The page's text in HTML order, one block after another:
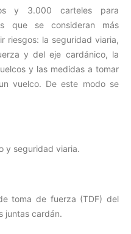
y 3.000 carteles para
que se consideran más
riesgos: la seguridad viaria,
y del eje cardánico, la
y las medidas a tomar
vuelco. De este modo se
y seguridad viaria.
toma de fuerza (TDF) del
juntas cardán.